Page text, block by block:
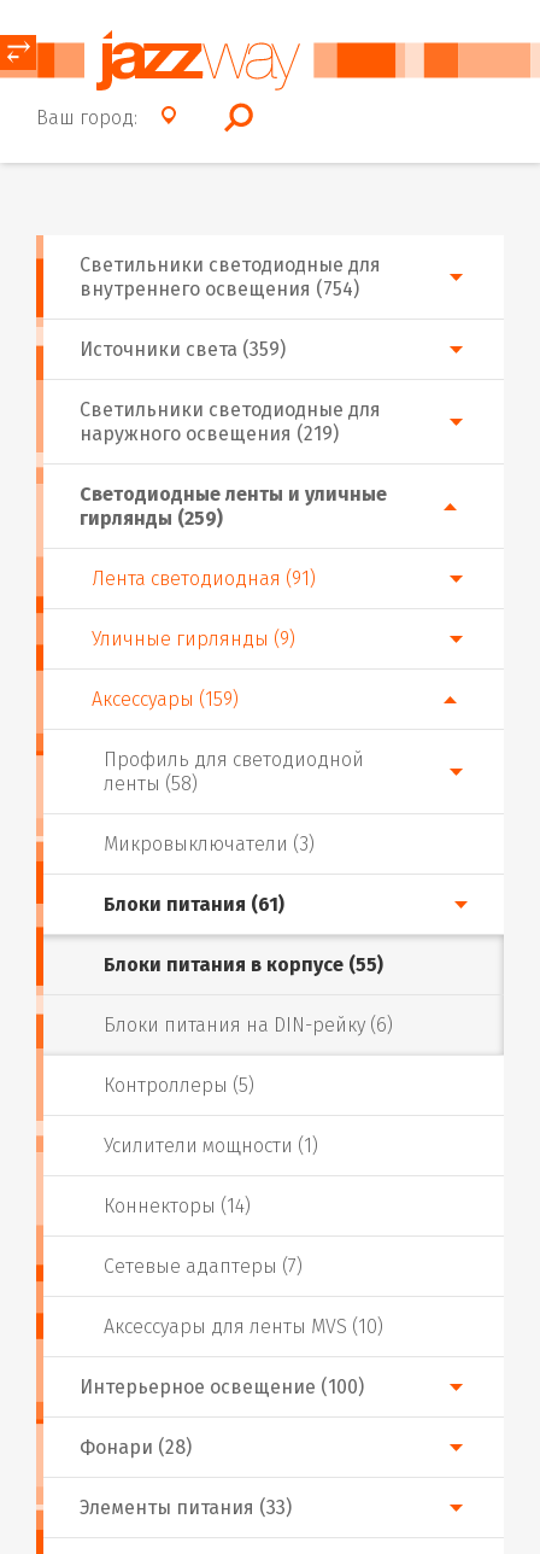
Ваш город:
⥂
Фонари (28)
Интерьерное освещение (100)
Источники света (359)
Светодиодные ленты и уличные
гирлянды (259)
Лента светодиодная (91)
Уличные гирлянды (9)
Аксессуары (159)
Профиль для светодиодной
ленты (58)
Микровыключатели (3)
Блоки питания (61)
Блоки питания в корпусе (55)
Блоки питания на DIN-рейку (6)
Контроллеры (5)
Усилители мощности (1)
Коннекторы (14)
Сетевые адаптеры (7)
Аксессуары для ленты MVS (10)
Светильники светодиодные для
внутреннего освещения (754)
Светильники светодиодные для
наружного освещения (219)
Элементы питания (33)